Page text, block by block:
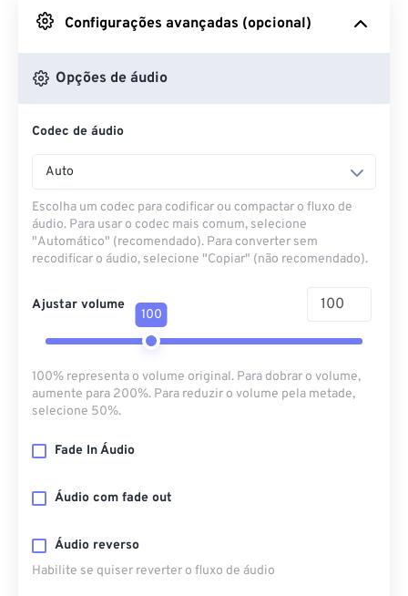
Do Google Drive
Do OneDrive
Configurações avançadas (opcional)
Opções de áudio
Codec de áudio
Auto
Escolha um codec para codificar ou compactar o fluxo de
áudio. Para usar o codec mais comum, selecione
"Automático" (recomendado). Para converter sem
recodificar o áudio, selecione "Copiar" (não recomendado).
Ajustar volume
100
100% representa o volume original. Para dobrar o volume,
aumente para 200%. Para reduzir o volume pela metade,
selecione 50%.
Fade In Áudio
Áudio com fade out
Áudio reverso
Habilite se quiser reverter o fluxo de áudio